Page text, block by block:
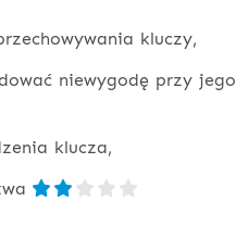
kluczy,
niewygodę przy jego
klucza,